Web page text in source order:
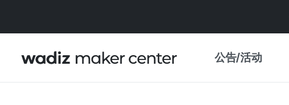
公告/活动